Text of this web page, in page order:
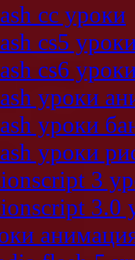
cc уроки
cs5
cs6
уроки
уроки
уроки
3
3.0